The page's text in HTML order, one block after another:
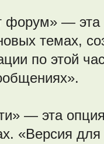
форум» —
темах,
по этой
— эта
«Версия для